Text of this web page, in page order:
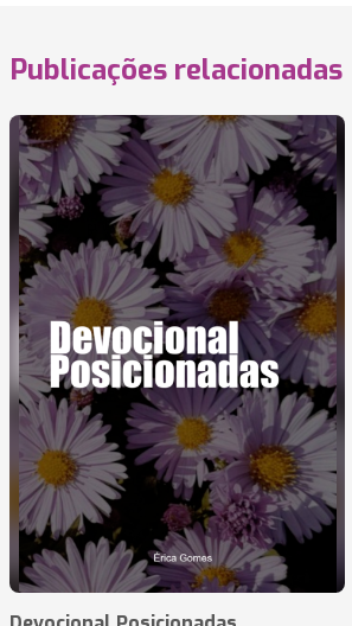
Publicações relacionadas